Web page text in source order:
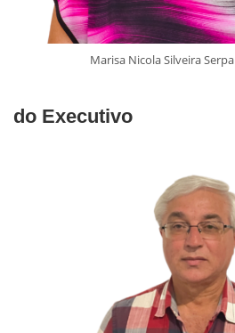
Marisa Nicola Silveira Serpa
do Executivo